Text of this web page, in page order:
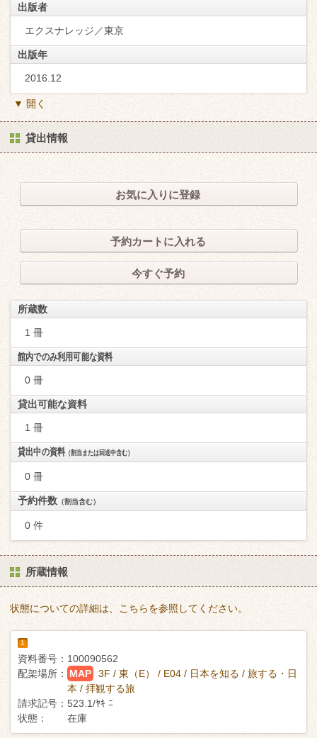
出版者
エクスナレッジ／東京
出版年
2016.12
▼ 開く
貸出情報
お気に入りに登録
予約カートに入れる
今すぐ予約
所蔵数
1 冊
館内でのみ利用可能な資料
0 冊
貸出可能な資料
1 冊
貸出中の資料（割当または回送中含む）
0 冊
予約件数 （割当含む）
0 件
所蔵情報
状態についての詳細は、こちらを参照してください。
1
資料番号： 100090562
配架場所：
MAP
3F / 東（E） / E04 / 日本を知る / 旅する・日
本 / 拝観する旅
請求記号： 523.1/ﾔｷ ﾆ
状態：
在庫